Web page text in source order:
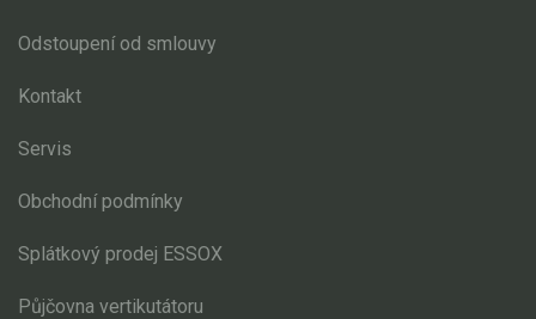
Odstoupení od smlouvy
Kontakt
Servis
Obchodní podmínky
Splátkový prodej ESSOX
Půjčovna vertikutátoru